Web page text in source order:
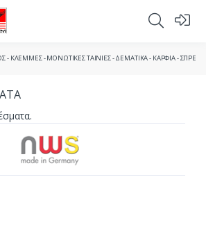
- ΚΛΕΜΜΕΣ - ΜΟΝΩΤΙΚΕΣ ΤΑΙΝΙΕΣ - ΔΕΜΑΤΙΚΑ - ΚΑΡΦΙΑ - ΣΠΡΕΪ